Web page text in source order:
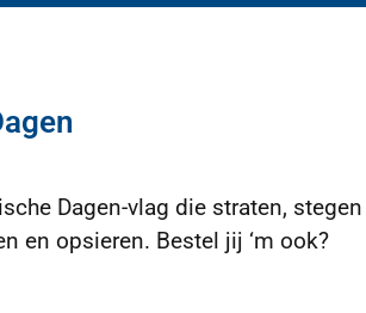
Dagen-vlag die straten,
en opsieren. Bestel jij ‘m ook?